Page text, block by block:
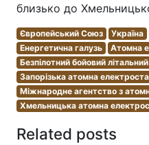
близько до
Європейський Союз Україна
Енергетична галузь
Атомна
Безпілотний бойовий
Запорізька атомна
Міжнародне агентство з
Хмельницька атомна
Related posts